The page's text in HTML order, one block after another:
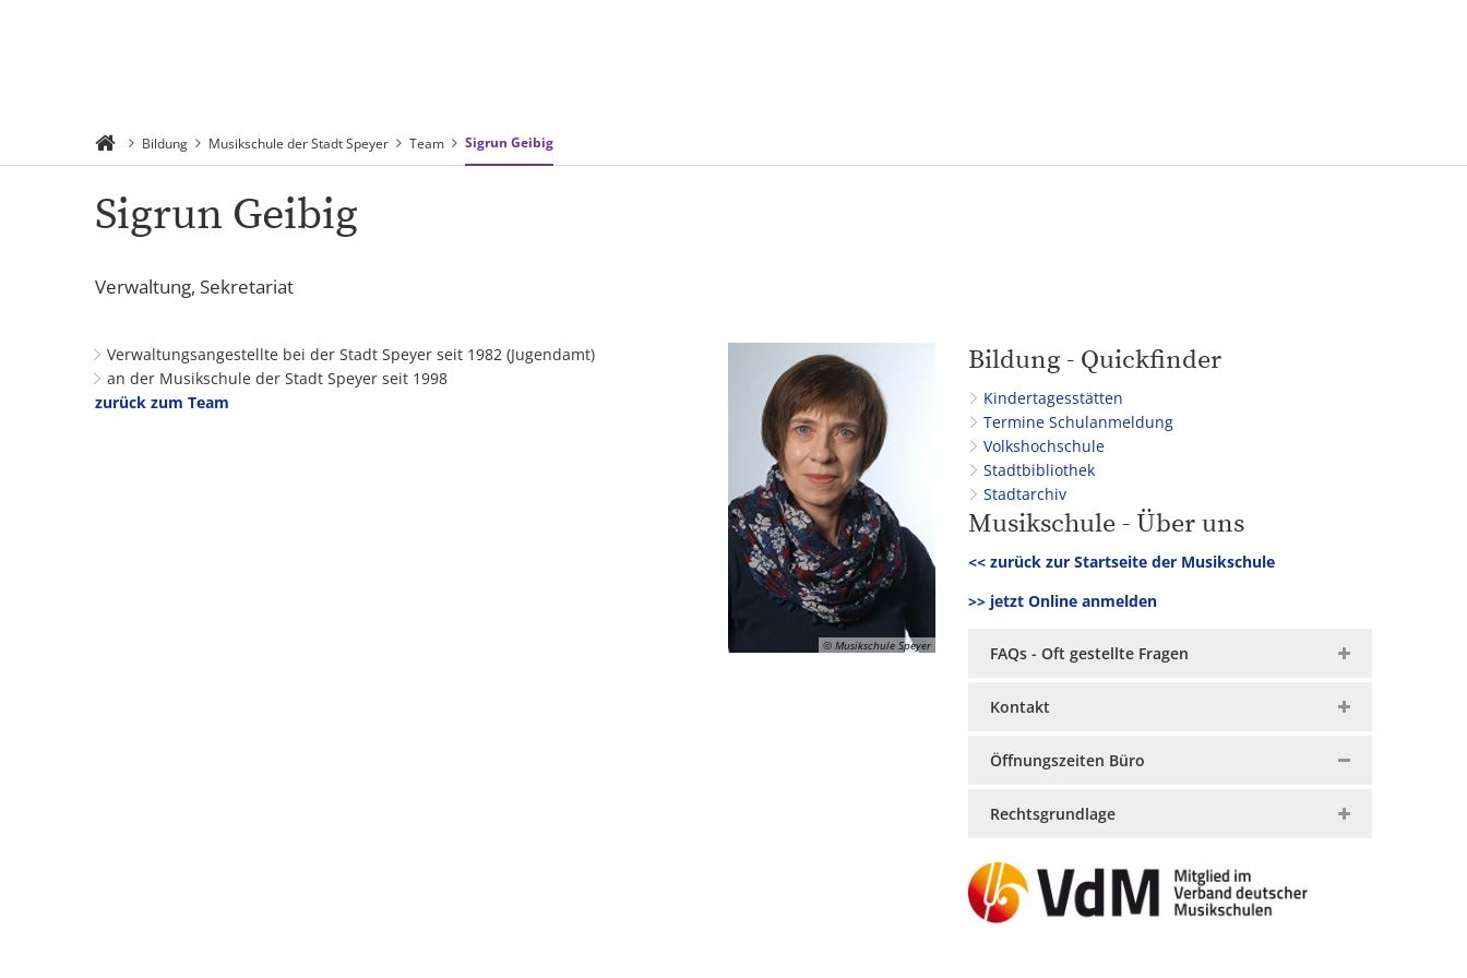
Bildung Musikschule der Stadt Speyer Team Sigrun Geibig
Sigrun Geibig
Verwaltung, Sekretariat
© Musikschule Speyer
Verwaltungsangestellte bei der Stadt Speyer seit 1982 (Jugendamt)
an der Musikschule der Stadt Speyer seit 1998
zurück zum Team
Bildung - Quickfinder
Kindertagesstätten
Termine Schulanmeldung
Volkshochschule
Stadtbibliothek
Stadtarchiv
Musikschule - Über uns
<< zurück zur Startseite der Musikschule
>> jetzt Online anmelden
FAQs - Oft gestellte Fragen
Kontakt
Öffnungszeiten Büro
Rechtsgrundlage